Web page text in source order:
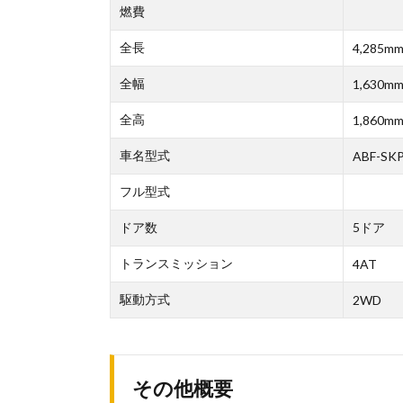
燃費
全長 4,285mm
全幅 1,630mm
全高 1,860mm
車名型式 ABF-
フル型式
ドア数 5ドア
トランスミッション 4AT
駆動方式 2WD
その他概要